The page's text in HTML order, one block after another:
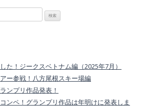
た！ジークスベトナム編（2025年7月）
ー参戦！八方尾根スキー場編
ンプリ作品発表！
ンペ！グランプリ作品は年明けに発表しま